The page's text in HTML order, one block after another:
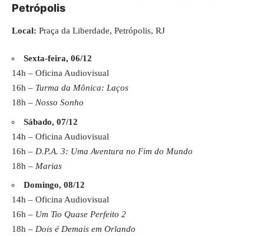
Petrópolis
Local: Praça da Liberdade, Petrópolis, RJ
Sexta-feira, 06/12
14h – Oficina Audiovisual
16h – Turma da Mônica: Laços
18h – Nosso Sonho
Sábado, 07/12
14h – Oficina Audiovisual
16h – D.P.A. 3: Uma Aventura no Fim do Mundo
18h – Marias
Domingo, 08/12
14h – Oficina Audiovisual
16h – Um Tio Quase Perfeito 2
18h – Dois é Demais em Orlando